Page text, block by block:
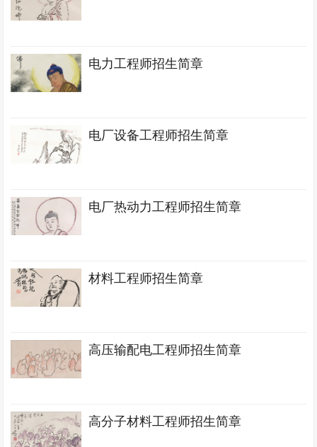
电力工程师招生简章
电厂设备工程师招生简章
电厂热动力工程师招生简章
材料工程师招生简章
高压输配电工程师招生简章
高分子材料工程师招生简章